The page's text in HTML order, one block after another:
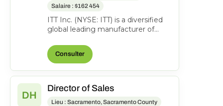
Salaire : $162 454
ITT Inc. (NYSE: ITT) is a diversified
global leading manufacturer of
components and custom...
Consulter
DH
Director of Sales
Lieu : Sacramento, Sacramento County